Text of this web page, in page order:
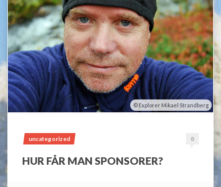
Explorer Mikael Strandberg
uncategorized 0
HUR FÅR MAN SPONSORER?